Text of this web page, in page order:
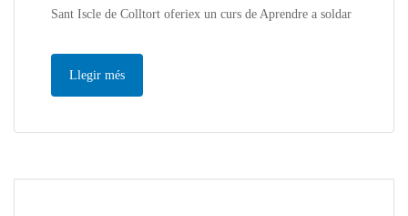
Sant Iscle de Colltort oferiex un curs de Aprendre a soldar
Llegir més